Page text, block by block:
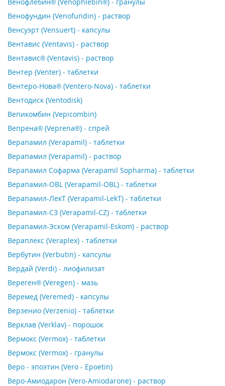
Венофундин (Venofundin) - раствор
Венсуэрт (Vensuert) - капсулы
Вентавис (Ventavis) - раствор
Вентавис® (Ventavis) - раствор
Вентер (Venter) - таблетки
Вентеро-Нова® (Ventero-Nova) - таблетки
Вентодиск (Ventodisk)
Вепикомбин (Vepicombin)
Вепрена® (Veprena®) - спрей
Верапамил (Verapamil) - таблетки
Верапамил (Verapamil) - раствор
Верапамил Софарма (Verapamil Sopharma) - таблетки
Верапамил-OBL (Verapamil-OBL) - таблетки
Верапамил-ЛекТ (Verapamil-LekT) - таблетки
Верапамил-СЗ (Verapamil-СZ) - таблетки
Верапамил-Эском (Verapamil-Еskom) - раствор
Вераплекс (Veraplex) - таблетки
Вербутин (Verbutin) - капсулы
Вердай (Verdi) - лиофилизат
Вереген® (Veregen) - мазь
Веремед (Veremed) - капсулы
Верзенио (Verzenio) - таблетки
Верклав (Verklav) - порошок
Вермокс (Vermox) - таблетки
Вермокс (Vermox) - гранулы
Веро - эпоэтин (Vero - Epoetin)
Веро-Амиодарон (Vero-Amiodarone) - раствор